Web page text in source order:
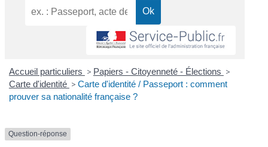
Accueil particuliers > Papiers - Citoyenneté - Élections >
Carte d'identité > Carte d'identité / Passeport : comment
prouver sa nationalité française ?
Question-réponse